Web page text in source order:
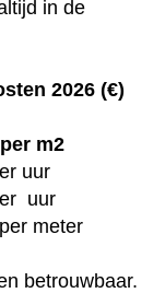
in de
2026 (€)
m2
uur
uur
meter
betrouwbaar.